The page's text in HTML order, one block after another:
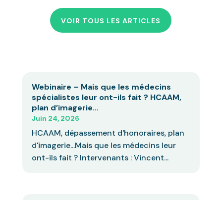
VOIR TOUS LES ARTICLES
Webinaire – Mais que les médecins
spécialistes leur ont-ils fait ? HCAAM,
plan d’imagerie…
Juin 24, 2026
HCAAM, dépassement d'honoraires, plan
d'imagerie...Mais que les médecins leur
ont-ils fait ? Intervenants : Vincent...